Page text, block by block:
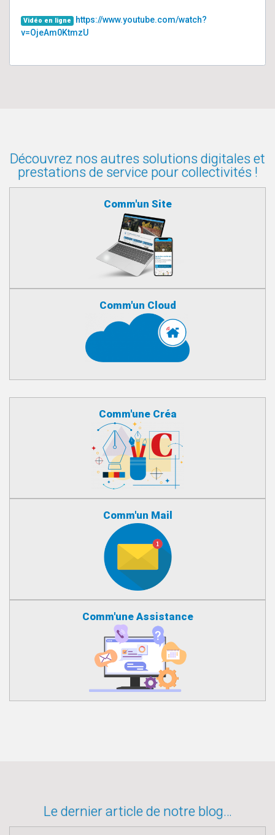
Vidéo en ligne
https://www.youtube.com/watch?
v=OjeAm0KtmzU
Découvrez nos autres solutions digitales et
prestations de service pour collectivités !
Comm'un Site
Comm'un Cloud
Comm'une Créa
Comm'un Mail
Comm'une Assistance
Le dernier article de notre blog…